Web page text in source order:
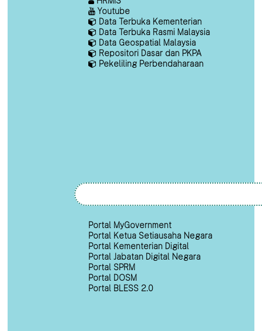
Youtube
Data Terbuka Kementerian
Data Terbuka Rasmi Malaysia
Data Geospatial Malaysia
Repositori Dasar dan PKPA
Pekeliling Perbendaharaan
Portal MyGovernment
Portal Ketua Setiausaha Negara
Portal Kementerian Digital
Portal Jabatan Digital Negara
Portal SPRM
Portal DOSM
Portal BLESS 2.0